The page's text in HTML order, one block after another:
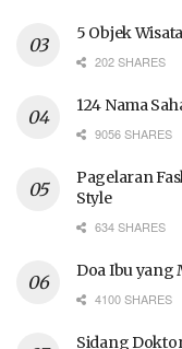
5 Objek
202 SHARES
124 Nama
9056 SHARES
Pagelaran
Style
634 SHARES
Doa Ibu yang
4100 SHARES
Sidang